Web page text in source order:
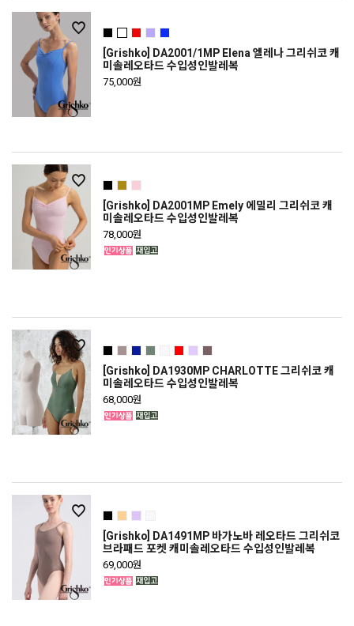
[Grishko] DA2001/1MP Elena 엘레나 그리쉬코 캐
미솔레오타드 수입성인발레복
75,000원
[Grishko] DA2001MP Emely 에밀리 그리쉬코 캐
미솔레오타드 수입성인발레복
78,000원
[Grishko] DA1930MP CHARLOTTE 그리쉬코 캐
미솔레오타드 수입성인발레복
68,000원
[Grishko] DA1491MP 바가노바 레오타드 그리쉬코
브라패드 포켓 캐미솔레오타드 수입성인발레복
69,000원